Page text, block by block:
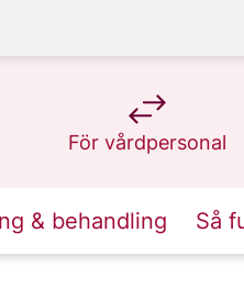
För vårdpersonal
på 1177.se
& behandling Så